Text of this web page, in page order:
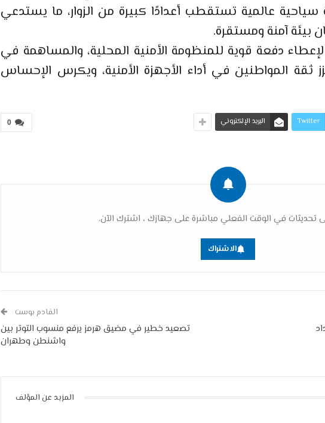
عالمية تستقطب أعدادًا كبيرة من الزوار، ما يستدعي
بيئة آمنة ومستقرة.
دفعة قوية للمنظومة الأمنية المحلية، والمساهمة في
ثقة المواطنين في أداء الأجهزة الأمنية، ويكرس الإحساس
0 Twitter البريد الإلكتروني
تحديثات في الوقت الفعلي مباشرة على جهازك ، اشترك الآن.
الاشتراك
القادم بوست
تصعيد خطير في مضيق هرمز يرفع منسوب التوتر بين
واشنطن وطهران
المزيد عن المؤلف